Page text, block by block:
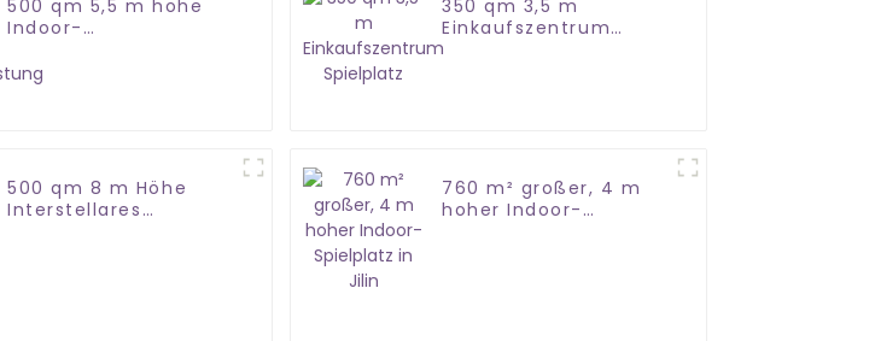
500 qm 5,5 m hohe
Indoor-
in den USA
350 qm 3,5 m
Einkaufszentrum
Spielplatz
500 qm 8 m Höhe
Interstellares
760 m² großer, 4 m
hoher Indoor-